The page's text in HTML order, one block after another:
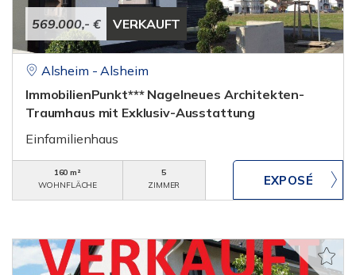
569.000,- € VERKAUFT
Alsheim - Alsheim
ImmobilienPunkt*** Nagelneues Architekten-
Traumhaus mit Exklusiv-Ausstattung
Einfamilienhaus
160 m²
WOHNFLÄCHE
5
ZIMMER